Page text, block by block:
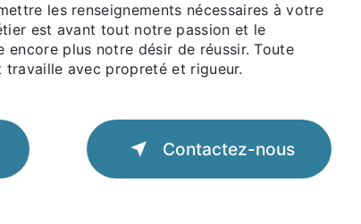
les renseignements nécessaires à votre
est avant tout notre passion et le
plus notre désir de réussir. Toute
avec propreté et rigueur.
Contactez-nous